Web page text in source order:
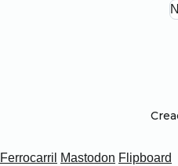
Ferrocarril Mastodon Flipboard